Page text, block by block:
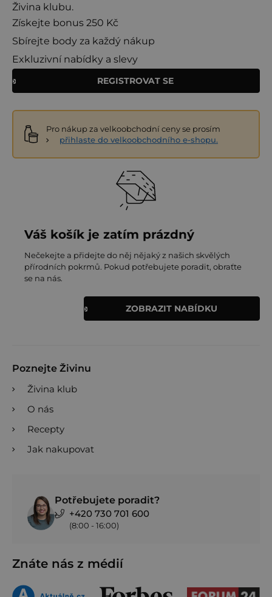
Živina klubu.
Získejte bonus 250 Kč
Sbírejte body za každý nákup
Exkluzivní nabídky a slevy
REGISTROVAT SE
Pro nákup za velkoobchodní ceny se prosím
přihlaste do velkoobchodního e-shopu.
Váš košík je zatím prázdný
Nečekejte a přidejte do něj nějaký z našich skvělých
přírodních pokrmů. Pokud potřebujete poradit, obraťte
se na nás.
ZOBRAZIT NABÍDKU
Poznejte Živinu
Živina klub
O nás
Recepty
Jak nakupovat
Potřebujete poradit?
+420 730 701 600
(8:00 - 16:00)
Znáte nás z médií